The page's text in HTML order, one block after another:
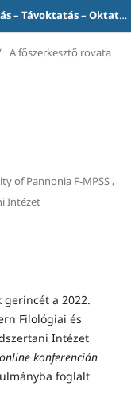
Pannon Digitális Pedagógia (E-Tanulás – Távoktatás – Oktatás-informatika)
A főszerkesztő rovata
of Pannonia F-MPSS,
Intézet
a 2022.
Filológiai és
Intézet
online konferencián
foglalt